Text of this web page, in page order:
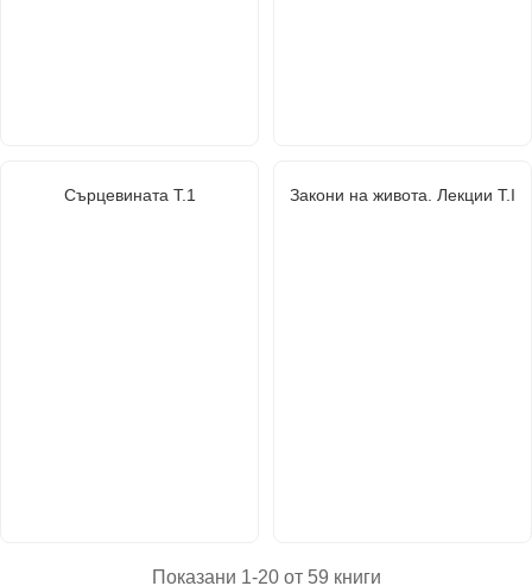
Сърцевината Т.1 Закони на живота. Лекции Т.I
Показани 1-20 от 59 книги